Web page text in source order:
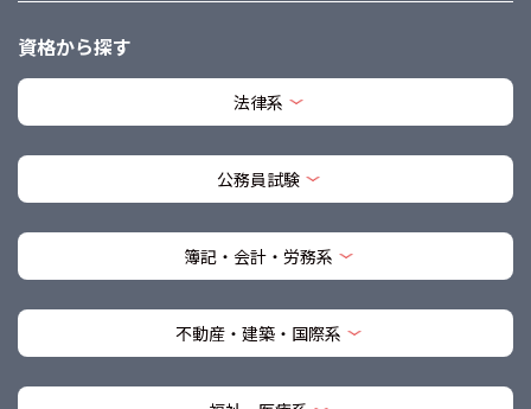
資格から探す
法律系
公務員試験
簿記・会計・労務系
不動産・建築・国際系